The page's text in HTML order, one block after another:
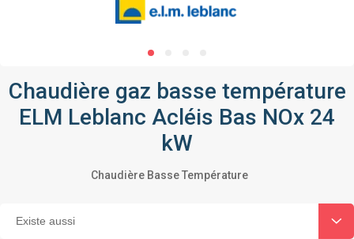
Chaudière gaz basse température
ELM Leblanc Acléis Bas NOx 24
kW
Chaudière Basse Température